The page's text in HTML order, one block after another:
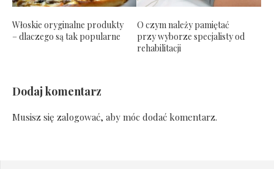
Włoskie oryginalne produkty
– dlaczego są tak popularne
O czym należy pamiętać
przy wyborze specjalisty od
rehabilitacji
Dodaj komentarz
Musisz się zalogować, aby móc dodać komentarz.